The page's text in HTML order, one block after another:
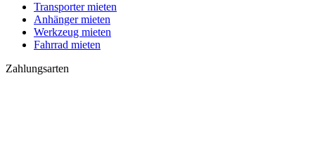
Transporter mieten
Anhänger mieten
Werkzeug mieten
Fahrrad mieten
Zahlungsarten